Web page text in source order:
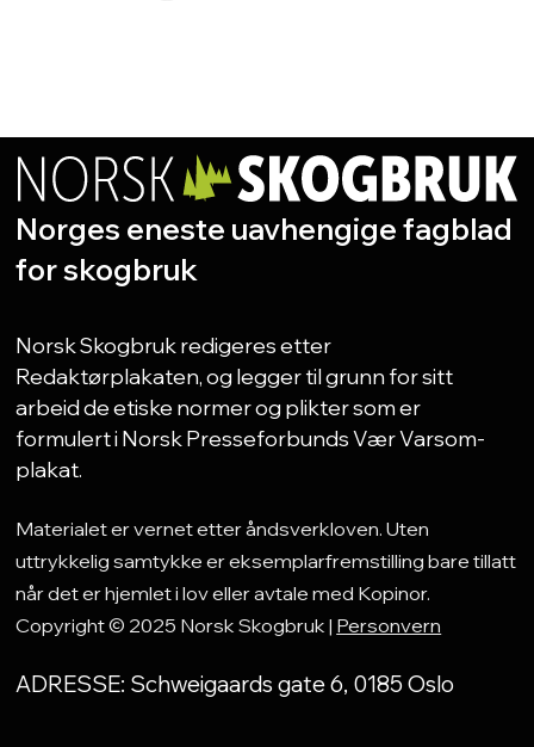
Norges eneste uavhengige fagblad
for skogbruk
Norsk Skogbruk redigeres etter
Redaktørplakaten, og legger til grunn for sitt
arbeid de etiske normer og plikter som er
formulert i Norsk Presseforbunds Vær Varsom-
plakat.
Materialet er vernet etter åndsverkloven. Uten
uttrykkelig samtykke er eksemplarfremstilling bare tillatt
når det er hjemlet i lov eller avtale med Kopinor.
Copyright © 2025 Norsk Skogbruk | Personvern
ADRESSE: Schweigaards gate 6, 0185 Oslo